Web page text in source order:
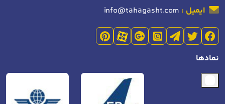
ایمیل : info@tahagasht.com
نمادها